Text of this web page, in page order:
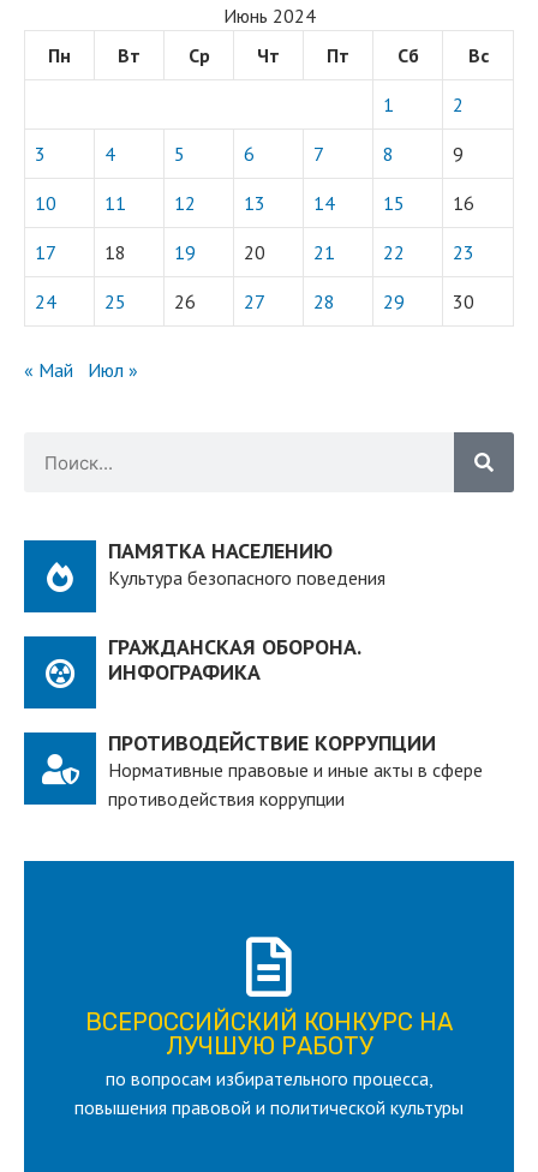
Июнь 2024
Пн
Вт Ср Чт Пт Сб Вс
1 2
3 4 5 6 7 8 9
10 11 12 13 14 15 16
17 18 19 20 21 22 23
24 25 26 27 28 29 30
« Май Июл »
ПАМЯТКА НАСЕЛЕНИЮ
Культура безопасного поведения
ГРАЖДАНСКАЯ ОБОРОНА.
ИНФОГРАФИКА
ПРОТИВОДЕЙСТВИЕ КОРРУПЦИИ
Нормативные правовые и иные акты в сфере
противодействия коррупции
ВСЕРОССИЙСКИЙ КОНКУРС НА
ЛУЧШУЮ РАБОТУ
по вопросам избирательного процесса,
повышения правовой и политической культуры
ВСЕРОССИЙСКИЙ КОНКУРС НА
ЛУЧШУЮ РАБОТУ
для лица старше 18 и моложе 35 лет
ПОДРОБНЕЕ